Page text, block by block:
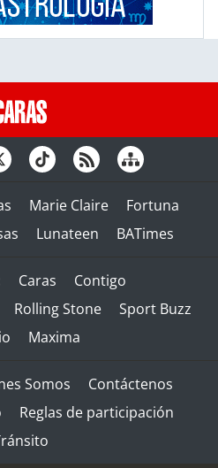
Marie Claire
Fortuna
Lunateen BATimes
Caras
Contigo
Rolling Stone
Sport Buzz
Maxima
Somos
Contáctenos
Reglas de participación